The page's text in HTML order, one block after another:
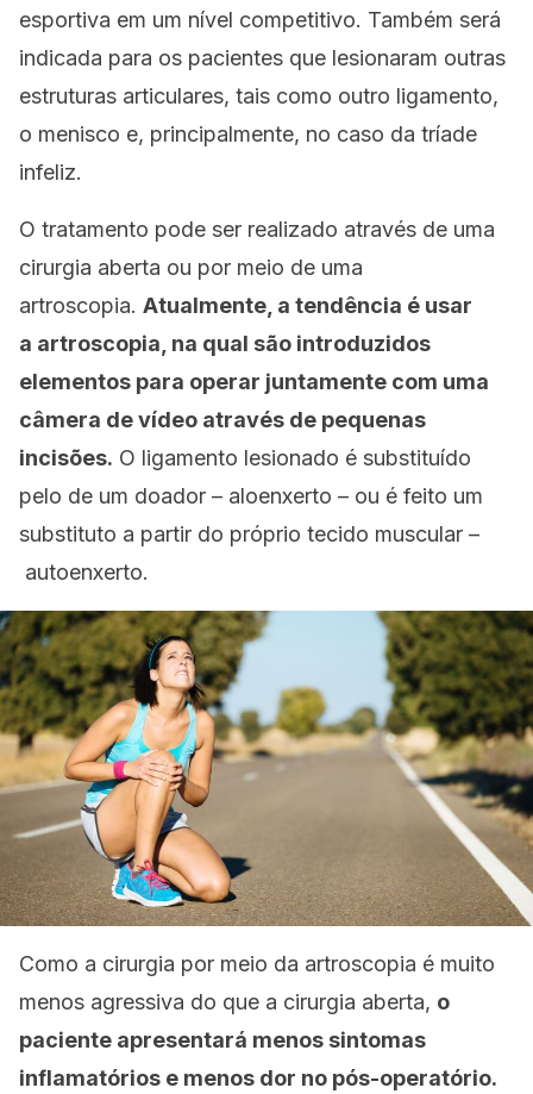
esportiva em um nível competitivo. Também será
indicada para os pacientes que lesionaram outras
estruturas articulares, tais como outro ligamento,
o menisco e, principalmente, no caso da tríade
infeliz.
O tratamento pode ser realizado através de uma
cirurgia aberta ou por meio de uma
artroscopia. Atualmente, a tendência é usar
a artroscopia, na qual são introduzidos
elementos para operar juntamente com uma
câmera de vídeo através de pequenas
incisões. O ligamento lesionado é substituído
pelo de um doador – aloenxerto – ou é feito um
substituto a partir do próprio tecido muscular –
autoenxerto.
Como a cirurgia por meio da artroscopia é muito
menos agressiva do que a cirurgia aberta, o
paciente apresentará menos sintomas
inflamatórios e menos dor no pós-operatório.